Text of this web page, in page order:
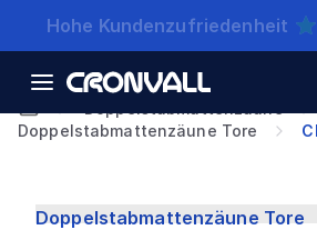
Schnelle Lieferung
Doppelstabmattenzäune Tore
Doppelstabmattenzäune Tore